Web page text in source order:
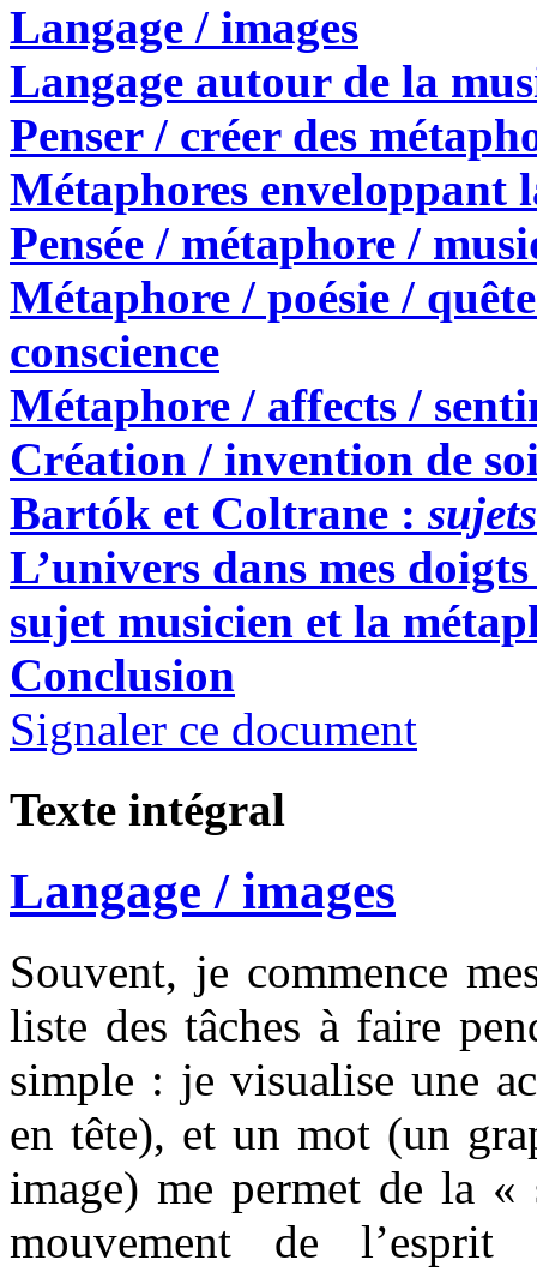
Langage / images
Langage autour de la
Penser / créer des
Métaphores enveloppant
Pensée / métaphore /
Métaphore / poésie /
conscience
Métaphore / affects /
Création / invention de
Bartók et Coltrane :
L’univers dans mes
sujet musicien et la
Conclusion
Signaler ce document
Texte intégral
Langage / images
Souvent, je commence
liste des tâches à faire
simple : je visualise une
en tête), et un mot (un
image) me permet de la
mouvement de l’esprit